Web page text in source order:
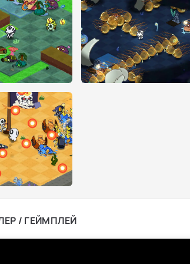
/ ГЕЙМПЛЕЙ